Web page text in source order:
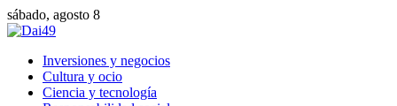
sábado, agosto 8
Inversiones y negocios
Cultura y ocio
Ciencia y tecnología